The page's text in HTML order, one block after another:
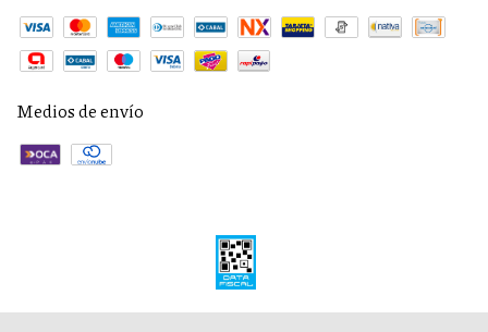
Medios de envío